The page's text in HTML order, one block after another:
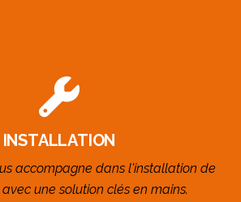
INSTALLATION
accompagne dans l'installation de
une solution clés en mains.